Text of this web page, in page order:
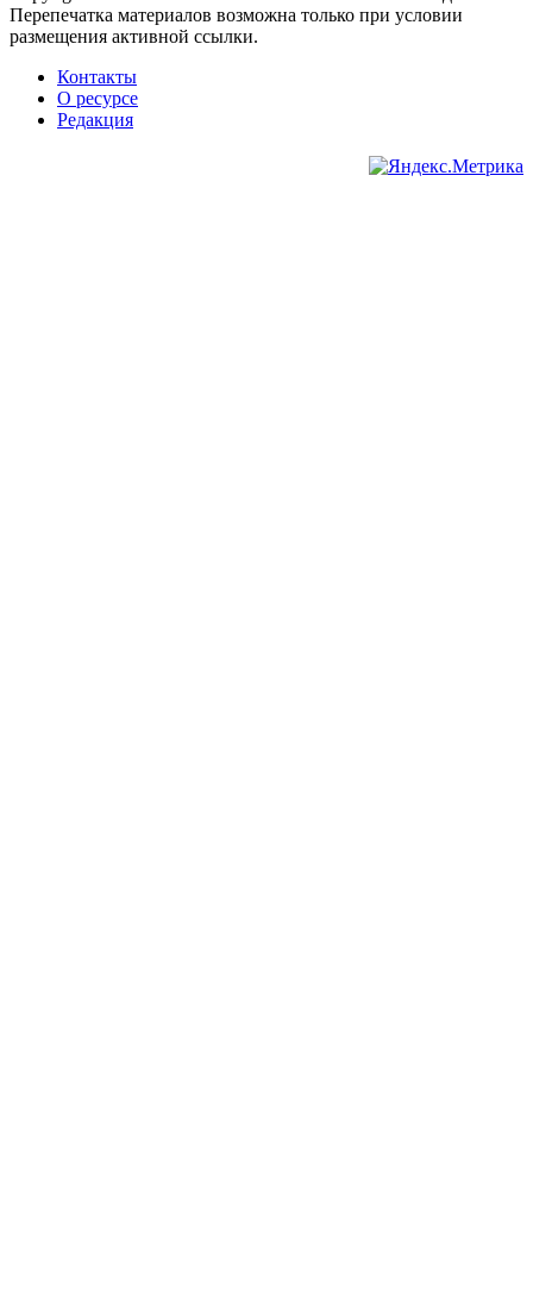
Перепечатка материалов возможна только при условии
размещения активной ссылки.
Контакты
О ресурсе
Редакция